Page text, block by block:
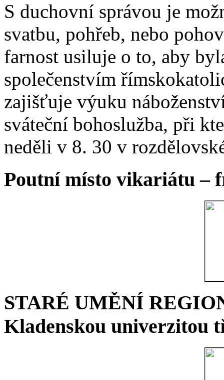
S duchovní správou je
svatbu, pohřeb, nebo
farnost usiluje o to, aby
společenstvím
zajišťuje výuku
sváteční bohoslužba, při
neděli v 8. 30 v
Poutní místo vikariátu –
STARÉ UMĚNÍ
Kladenskou univerzitou